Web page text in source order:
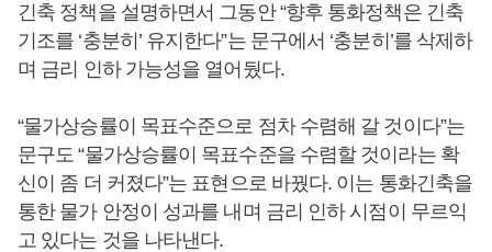
긴축 정책을 설명하면서 그동안 “향후 통화정책은 긴축
기조를 ‘충분히’ 유지한다”는 문구에서 ‘충분히’를 삭제하
며 금리 인하 가능성을 열어뒀다.
“물가상승률이 목표수준으로 점차 수렴해 갈 것이다”는
문구도 “물가상승률이 목표수준을 수렴할 것이라는 확
신이 좀 더 커졌다”는 표현으로 바꿨다. 이는 통화긴축을
통한 물가 안정이 성과를 내며 금리 인하 시점이 무르익
고 있다는 것을 나타낸다.